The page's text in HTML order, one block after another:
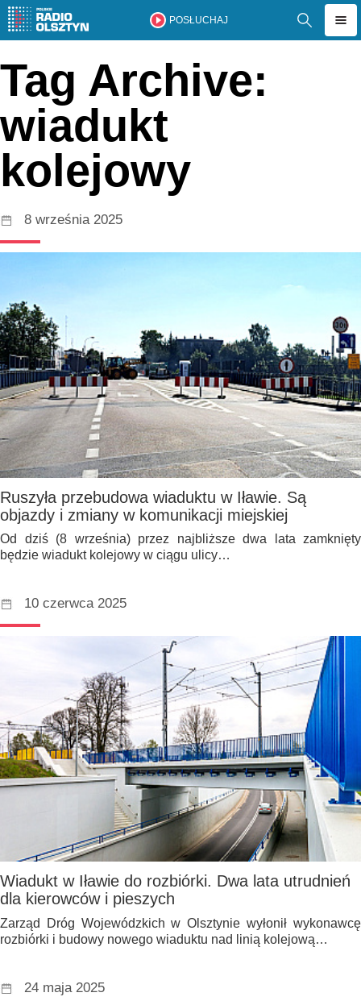
POSŁUCHAJ
Tag Archive:
wiadukt
kolejowy
8 września 2025
Ruszyła przebudowa wiaduktu w Iławie. Są
objazdy i zmiany w komunikacji miejskiej
Od dziś (8 września) przez najbliższe dwa lata zamknięty
będzie wiadukt kolejowy w ciągu ulicy…
10 czerwca 2025
Wiadukt w Iławie do rozbiórki. Dwa lata utrudnień
dla kierowców i pieszych
Zarząd Dróg Wojewódzkich w Olsztynie wyłonił wykonawcę
rozbiórki i budowy nowego wiaduktu nad linią kolejową…
24 maja 2025